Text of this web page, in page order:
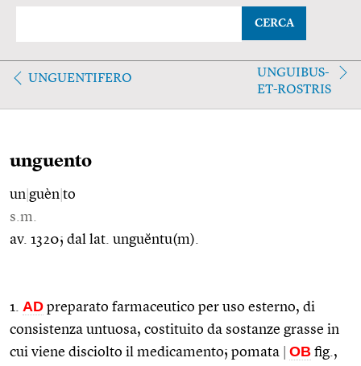
CERCA
UNGUENTIFERO
UNGUIBUS-
ET-ROSTRIS
unguento
un guèn to
s.m.
av. 1320; dal lat. unguĕntu(m).
1. AD preparato farmaceutico per uso esterno, di
consistenza untuosa, costituito da sostanze grasse in
cui viene disciolto il medicamento; pomata
OB fig.,